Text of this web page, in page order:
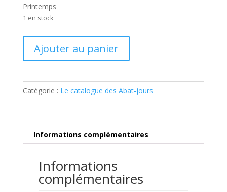
Printemps
1 en stock
Bel
jour
Ajouter au panier
Catégorie : Le catalogue des Abat-jours
Informations complémentaires
Informations
complémentaires